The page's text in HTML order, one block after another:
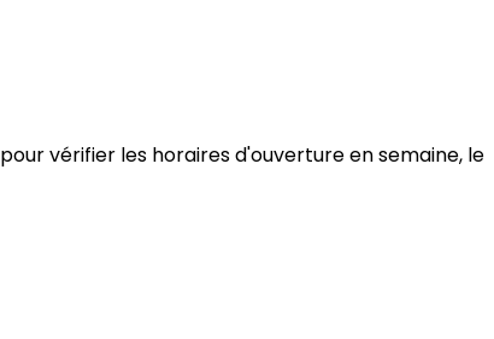
pour vérifier les horaires d'ouverture en semaine, le